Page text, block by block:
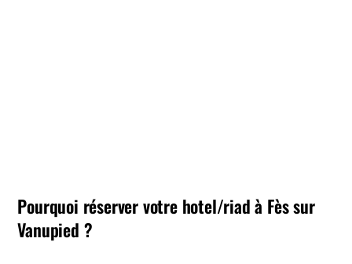
Pourquoi réserver votre hotel/riad à Fès sur
Vanupied ?